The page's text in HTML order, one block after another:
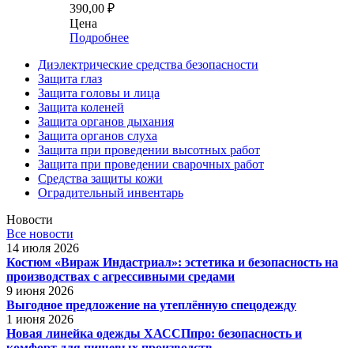
390,00 ₽
Цена
Подробнее
Диэлектрические средства безопасности
Защита глаз
Защита головы и лица
Защита коленей
Защита органов дыхания
Защита органов слуха
Защита при проведении высотных работ
Защита при проведении сварочных работ
Средства защиты кожи
Оградительный инвентарь
Новости
Все новости
14 июля 2026
Костюм «Вираж Индастриал»: эстетика и безопасность на
производствах с агрессивными средами
9 июня 2026
Выгодное предложение на утеплённую спецодежду
1 июня 2026
Новая линейка одежды ХАССПпро: безопасность и